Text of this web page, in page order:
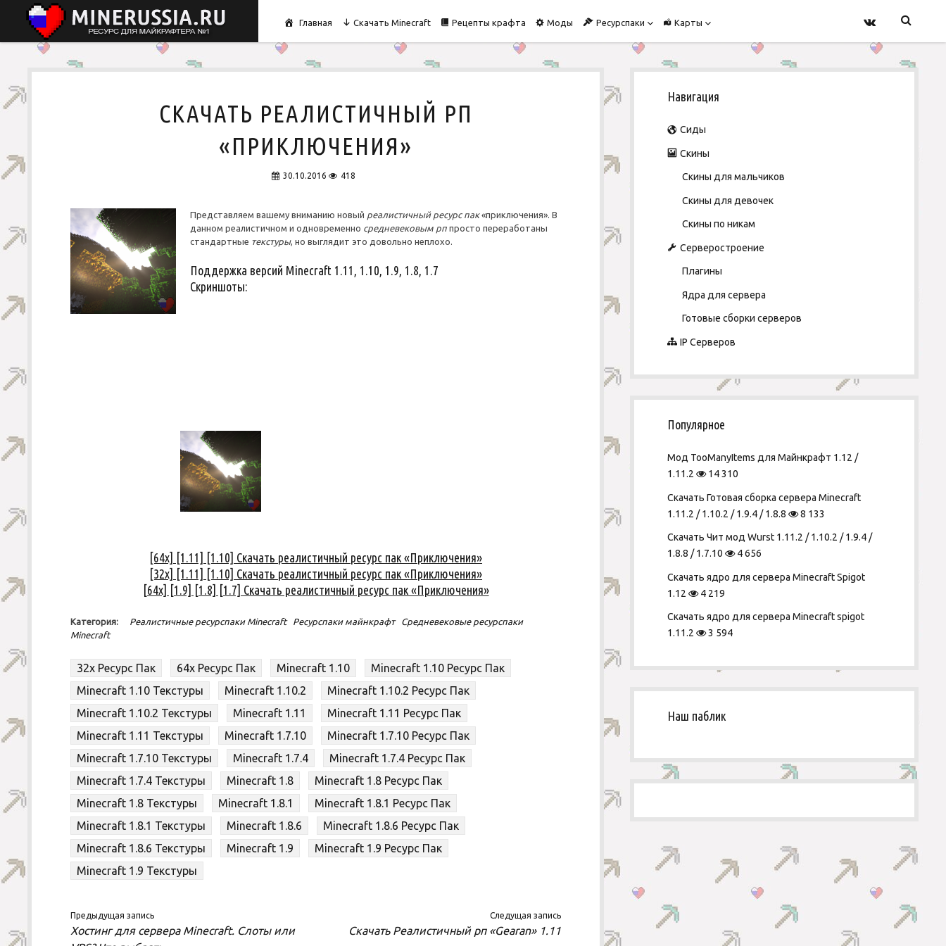
Главная Скачать Minecraft Рецепты крафта Моды Ресурспаки o
e
Карты o
e
u
v
СКАЧАТЬ РЕАЛИСТИЧНЫЙ РП
«ПРИКЛЮЧЕНИЯ»
30.10.2016 418
Представляем вашему вниманию новый реалистичный ресурс пак«приключения». В
данном реалистичном и одновременно средневековым рппросто переработаны
стандартные текстуры, но выглядит это довольно неплохо.
Поддержка версий Minecraft 1.11, 1.10, 1.9, 1.8, 1.7
Скриншоты:
[64x] [1.11] [1.10] Скачать реалистичный ресурс пак «Приключения»
[32x] [1.11] [1.10] Скачать реалистичный ресурс пак «Приключения»
[64x] [1.9] [1.8] [1.7] Скачать реалистичный ресурс пак «Приключения»
Категория: Реалистичные ресурспаки Minecraft Ресурспаки майнкрафт
Средневековые ресурспаки
Minecraft
32x Ресурс Пак 64x Ресурс Пак Minecraft 1.10
Minecraft 1.10 Ресурс Пак
Minecraft 1.10 Текстуры
Minecraft 1.10.2
Minecraft 1.10.2 Ресурс Пак
Minecraft 1.10.2 Текстуры
Minecraft 1.11
Minecraft 1.11 Ресурс Пак
Minecraft 1.11 Текстуры
Minecraft 1.7.10
Minecraft 1.7.10 Ресурс Пак
Minecraft 1.7.10 Текстуры
Minecraft 1.7.4
Minecraft 1.7.4 Ресурс Пак
Minecraft 1.7.4 Текстуры
Minecraft 1.8
Minecraft 1.8 Ресурс Пак
Minecraft 1.8 Текстуры
Minecraft 1.8.1
Minecraft 1.8.1 Ресурс Пак
Minecraft 1.8.1 Текстуры
Minecraft 1.8.6
Minecraft 1.8.6 Ресурс Пак
Minecraft 1.8.6 Текстуры
Minecraft 1.9
Minecraft 1.9 Ресурс Пак
Minecraft 1.9 Текстуры
Предыдущая запись
Хостинг для сервера Minecraft. Слоты или
Следущая запись
Скачать Реалистичный рп «Gearan» 1.11
Навигация
Сиды
Скины
Скины для мальчиков
Скины для девочек
Скины по никам
Серверостроение
Плагины
Ядра для сервера
Готовые сборки серверов
IP Серверов
Популярное
Мод TooManyItems для Майнкрафт 1.12 /
1.11.2
14 310
Скачать Готовая сборка сервера Minecraft
1.11.2 / 1.10.2 / 1.9.4 / 1.8.8
8 133
Скачать Чит мод Wurst 1.11.2 / 1.10.2 / 1.9.4 /
1.8.8 / 1.7.10
4 656
Скачать ядро для сервера Minecraft Spigot
1.12
4 219
Скачать ядро для сервера Minecraft spigot
1.11.2
3 594
Наш паблик